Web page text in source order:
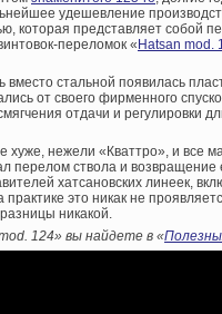
удешевление
которая представляет собой
переломок «Hatsan mod.
стальной появилась
от своего фирменного
отдачи и регулировки
нежели «Кваттро», и все
перелом ствола и возвращение
хатсановских линеек,
это никак не
никакой.
124» вы найдете в «